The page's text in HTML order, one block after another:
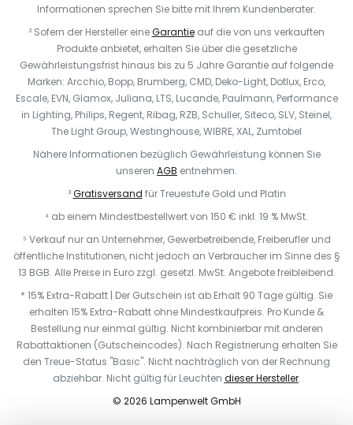
Informationen sprechen Sie bitte mit Ihrem Kundenberater.
² Sofern der Hersteller eineGarantieauf die von uns verkauften
Produkte anbietet, erhalten Sie über die gesetzliche
Gewährleistungsfrist hinaus bis zu 5 Jahre Garantie auf folgende
Marken: Arcchio, Bopp, Brumberg, CMD, Deko-Light, Dotlux, Erco,
Escale, EVN, Glamox, Juliana, LTS, Lucande, Paulmann, Performance
in Lighting, Philips, Regent, Ribag, RZB, Schuller, Siteco, SLV, Steinel,
The Light Group, Westinghouse, WIBRE, XAL, Zumtobel
Nähere Informationen bezüglich Gewährleistung können Sie
unseren AGB entnehmen.
³Gratisversand für Treuestufe Gold und Platin
⁴ ab einem Mindestbestellwert von 150 € inkl. 19 % MwSt.
⁵ Verkauf nur an Unternehmer, Gewerbetreibende, Freiberufler und
öffentliche Institutionen, nicht jedoch an Verbraucher im Sinne des §
13 BGB. Alle Preise in Euro zzgl. gesetzl. MwSt. Angebote freibleibend.
* 15% Extra-Rabatt | Der Gutschein ist ab Erhalt 90 Tage gültig. Sie
erhalten 15% Extra-Rabatt ohne Mindestkaufpreis. Pro Kunde &
Bestellung nur einmal gültig. Nicht kombinierbar mit anderen
Rabattaktionen (Gutscheincodes). Nach Registrierung erhalten Sie
den Treue-Status "Basic". Nicht nachträglich von der Rechnung
abziehbar. Nicht gültig für Leuchten dieser Hersteller.
© 2026 Lampenwelt GmbH